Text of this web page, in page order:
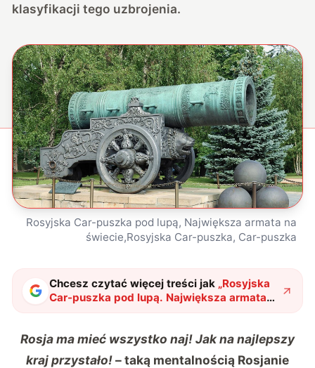
klasyfikacji tego uzbrojenia.
Rosyjska Car-puszka pod lupą, Największa armata na
świecie,Rosyjska Car-puszka, Car-puszka
Chcesz czytać więcej treści jak „Rosyjska
Car-puszka pod lupą. Największa armata
na świecie lekarstwem na braki w
Rosja ma mieć wszystko naj! Jak na najlepszy
kraj przystało!– taką mentalnością Rosjanie